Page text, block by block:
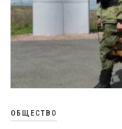
ОБЩЕСТВО